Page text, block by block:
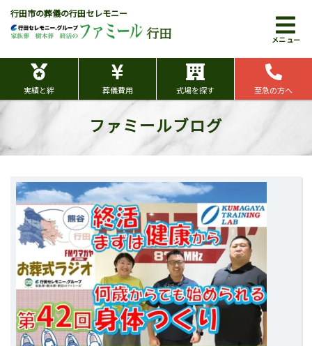
行田市の葬儀の行田セレモニー
行田 メニュー
実績と絆 葬儀費用 式場を探す 至急の方へ
ファミールブログ